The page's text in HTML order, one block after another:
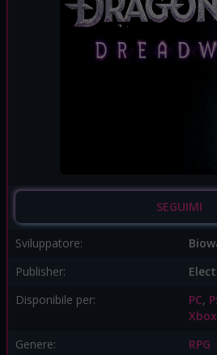
SEGUIMI
Sviluppatore:
Publisher:
Disponibile per:
PC,
Genere:
RPG